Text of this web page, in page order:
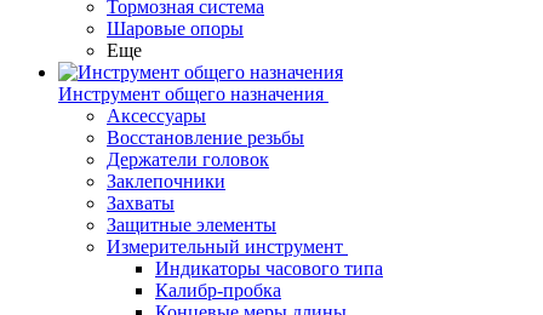
Тормозная система
Шаровые опоры
Еще
Инструмент общего назначения
Аксессуары
Восстановление резьбы
Держатели головок
Заклепочники
Захваты
Защитные элементы
Измерительный инструмент
Индикаторы часового типа
Калибр-пробка